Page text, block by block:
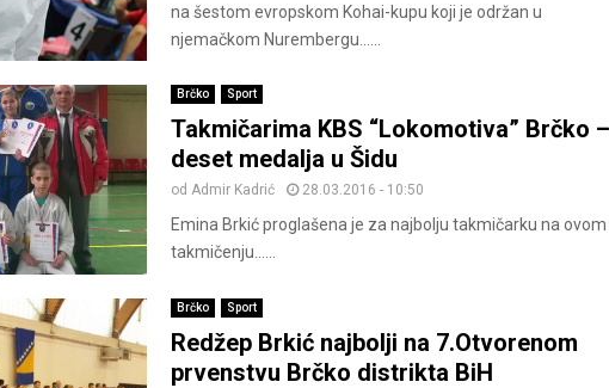
na šestom evropskom Kohai-kupu koji je održan u
njemačkom Nurembergu......
Brčko Sport
Takmičarima KBS “Lokomotiva” Brčko –
deset medalja u Šidu
od Admir Kadrić 28.03.2016 - 10:50
Emina Brkić proglašena je za najbolju takmičarku na ovom
takmičenju......
Brčko Sport
Redžep Brkić najbolji na 7.Otvorenom
prvenstvu Brčko distrikta BiH